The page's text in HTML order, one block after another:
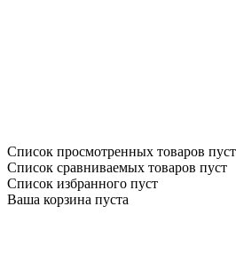
Список просмотренных товаров пуст
Список сравниваемых товаров пуст
Список избранного пуст
Ваша корзина пуста